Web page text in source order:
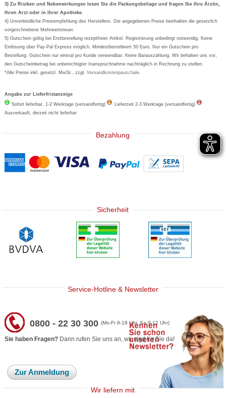
Formoline
Wick
Eucerin
Basica
3) Zu Risiken und Nebenwirkungen lesen Sie die Packungsbeilage und fragen Sie Ihre Ärztin,
Ihren Arzt oder in Ihrer Apotheke.
4) Unverbindliche Preisempfehlung des Herstellers. Die angegebenen Preise beinhalten die gesetzlich
vorgeschriebene Mehrwertsteuer.
5) Gutschein gültig bei Erstbestellung rezeptfreier Artikel. Registrierung unbedingt notwendig. Keine
Einlösung über Pay-Pal Express möglich. Mindestbestellwert 50 Euro. Nur ein Gutschein pro
Bestellung. Gutschein nur einmal pro Kunde verwendbar. Keine Barauszahlung. Wir behalten uns vor,
den Gutscheinbetrag bei unberechtigter Inanspruchnahme nachträglich in Rechnung zu stellen.
*Alle Preise inkl. gesetzl. MwSt., zzgl.Versandkostenpauschale.
Angabe zur Lieferfristanzeige
Sofort lieferbar, 1-2 Werktage (versandfertig)
Lieferzeit 2-3 Werktage (versandfertig)
Ausverkauft, derzeit nicht lieferbar
Bezahlung
Sicherheit
Service-Hotline & Newsletter
0800 - 22 30 300(Mo-Fr 8-18 Uhr, Sa 9-12 Uhr)
Sie haben Fragen? Dann rufen Sie uns an, wir sind für Sie da!
Zur Anmeldung
Wir liefern mit